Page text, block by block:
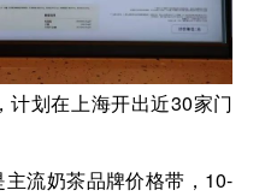
计划在上海开出近30家门
流奶茶品牌价格带，10-